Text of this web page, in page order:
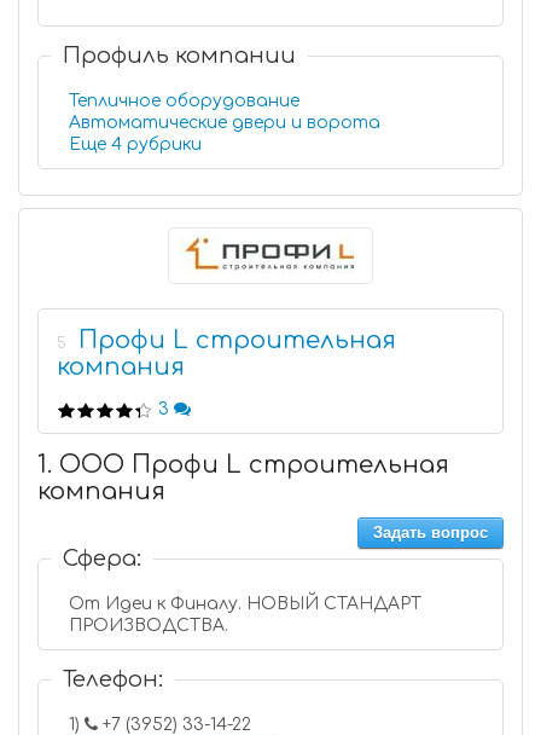
Профиль компании
Тепличное оборудование
Автоматические двери и ворота
Еще 4 рубрики
5
Профи L строительная
компания
3
1. ООО Профи L строительная
компания
Задать вопрос
Сфера:
От Идеи к Финалу. НОВЫЙ СТАНДАРТ
ПРОИЗВОДСТВА.
Телефон:
1)
+7 (3952) 33-14-22